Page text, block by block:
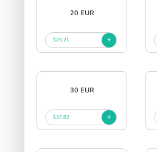
20 EUR
$25.21
30 EUR
$37.82